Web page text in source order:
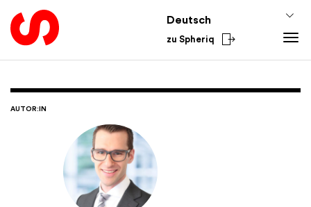
Deutsch
zu Spheriq
Gesuchsmanagement
Spenden-Tools
Aus dem Sektor
International
AUTOR:IN